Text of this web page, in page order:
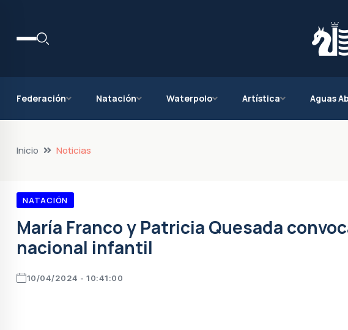
Federación Natación Waterpolo Artística Aguas
Inicio Noticias
NATACIÓN
María Franco y Patricia Quesada
nacional infantil
10/04/2024 - 10:41:00